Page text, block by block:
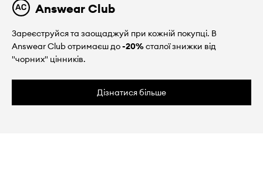
Answear Club
Зареєструйся та заощаджуй при кожній покупці. В
Answear Club отримаєш до-20%сталої знижки від
"чорних" цінників.
Дізнатися більше